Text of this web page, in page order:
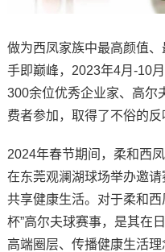
做为西凤家族中最高颜值
手即巅峰，2023年4月-10
300余位优秀企业家、高尔
费者参加，取得了不俗的反
2024年春节期间，柔和西
在东莞观澜湖球场举办邀请
共享健康生活。对于柔和
杯”高尔夫球赛事，是其在
高端圈层、传播健康生活